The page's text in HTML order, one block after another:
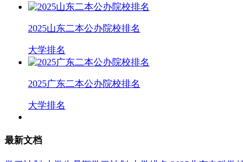
2025山东二本公办院校排名
大学排名
2025广东二本公办院校排名
大学排名
最新文档